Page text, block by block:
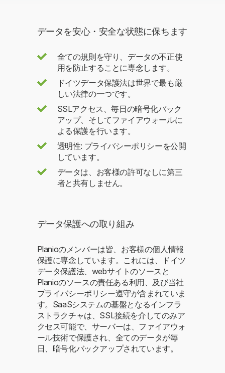
データを安心・安全な状態に保ちます
全ての規則を守り、データの不正使
用を防止することに専念します。
ドイツデータ保護法は世界で最も厳
しい法律の一つです。
SSLアクセス、毎日の暗号化バック
アップ、そしてファイアウォールに
よる保護を行います。
透明性: プライバシーポリシーを公開
しています。
データは、お客様の許可なしに第三
者と共有しません。
データ保護への取り組み
Planioのメンバーは皆、お客様の個人情報
保護に専念しています。これには、ドイツ
データ保護法、webサイトのソースと
Planioのソースの責任ある利用、及び当社
プライバシーポリシー遵守が含まれていま
す。SaaSシステムの基盤となるインフラ
ストラクチャは、SSL接続を介してのみア
クセス可能で、サーバーは、ファイアウォ
ール技術で保護され、全てのデータが毎
日、暗号化バックアップされています。